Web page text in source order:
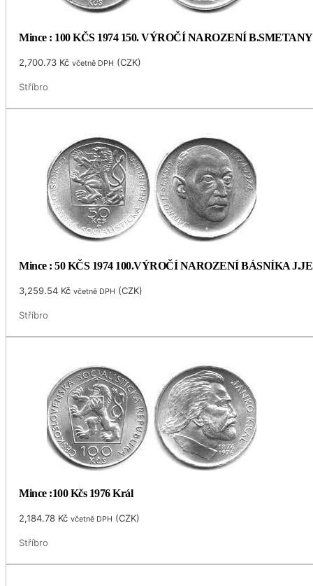
Mince : 100 KČS 1974 150. VÝROČÍ NAROZENÍ B.SMETANY
2,700.73 Kč včetně DPH (CZK)
Stříbro
Mince : 50 KČS 1974 100.VÝROČÍ NAROZENÍ BÁSNÍKA
3,259.54 Kč včetně DPH (CZK)
Stříbro
Mince :100 Kčs 1976 Král
2,184.78 Kč včetně DPH (CZK)
Stříbro